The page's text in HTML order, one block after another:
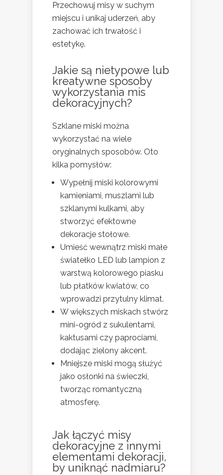
Przechowuj misy w suchym
miejscu i unikaj uderzeń, aby
zachować ich trwałość i
estetykę.
Jakie są nietypowe lub
kreatywne sposoby
wykorzystania mis
dekoracyjnych?
Szklane miski można
wykorzystać na wiele
oryginalnych sposobów. Oto
kilka pomysłów:
Wypełnij miski kolorowymi
kamieniami, muszlami lub
szklanymi kulkami, aby
stworzyć efektowne
dekoracje stołowe.
Umieść wewnątrz miski małe
światełko LED lub lampion z
warstwą kolorowego piasku
lub płatków kwiatów, co
wprowadzi przytulny klimat.
W większych miskach stwórz
mini-ogród z sukulentami,
kaktusami czy paprociami,
dodając zielony akcent.
Mniejsze miski mogą służyć
jako osłonki na świeczki,
tworząc romantyczną
atmosferę.
Jak łączyć misy
dekoracyjne z innymi
elementami dekoracji,
by uniknąć nadmiaru?